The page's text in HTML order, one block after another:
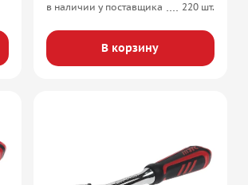
в наличии у поставщика
220 шт.
В корзину